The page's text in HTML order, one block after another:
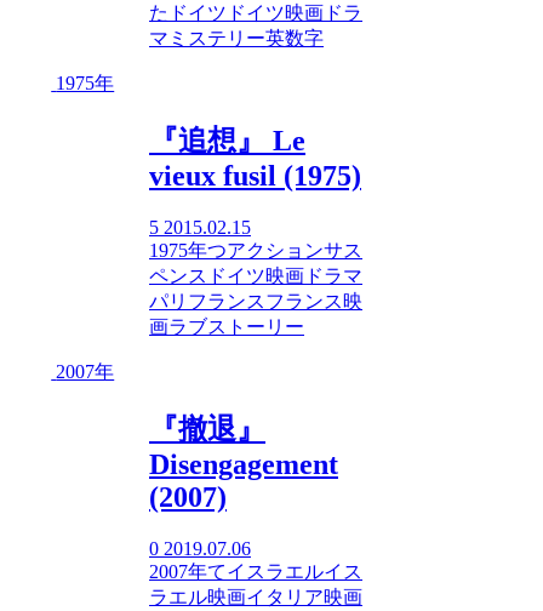
た ドイツ ドイツ映画 ドラ
マ ミステリー英数字
1975年
『追想』 Le
vieux fusil (1975)
5 2015.02.15
1975年つアクションサス
ペンス ドイツ映画 ドラマ
パリ フランスフランス映
画ラブストーリー
2007年
『撤退』
Disengagement
(2007)
0 2019.07.06
2007年てイスラエルイス
ラエル映画イタリア映画